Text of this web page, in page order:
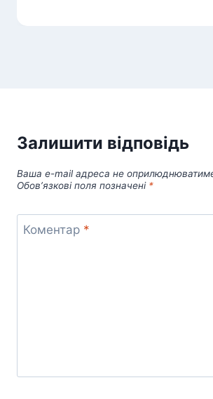
Залишити відповідь
Ваша e-mail адреса не
Обов’язкові поля позначені *
Коментар *